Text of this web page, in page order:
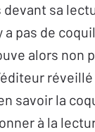
sa
a pas de
alors non
savoir la
à la